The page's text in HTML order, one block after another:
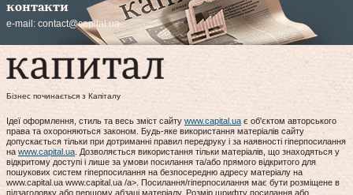
контакти
e-mail: contact@capital.ua
Бізнес починається з Капіталу
Ідеї оформлення, стиль та весь зміст сайту www.capital.ua є об'єктом авторського
права та охороняються законом. Будь-яке використання матеріалів сайту
допускається тільки при дотриманні правил передруку і за наявності гіперпосилання
на www.capital.ua. Дозволяється використання тільки матеріалів, що знаходяться у
відкритому доступі і лише за умови посилання та/або прямого відкритого для
пошукових систем гіперпосилання на безпосередню адресу матеріалу на
www.capital.ua www.capital.ua /a>. Посилання/гіперпосилання має бути розміщене в
підзаголовку або першому абзаці матеріалу. Розмір шрифту посилання або